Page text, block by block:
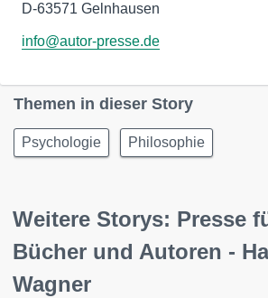
D-63571 Gelnhausen
info@autor-presse.de
Themen in dieser Story
Psychologie Philosophie
Weitere Storys: Presse
Bücher und Autoren -
Wagner